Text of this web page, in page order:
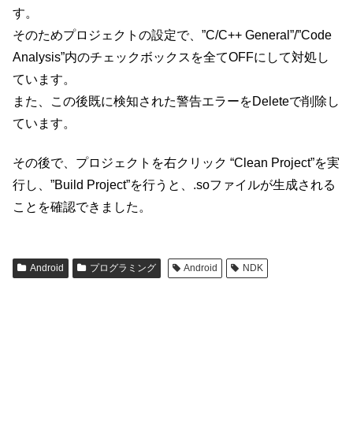
す。
そのためプロジェクトの設定で、”C/C++ General”/”Code
Analysis”内のチェックボックスを全てOFFにして対処し
ています。
また、この後既に検知された警告エラーをDeleteで削除し
ています。
その後で、プロジェクトを右クリック “Clean Project”を実
行し、”Build Project”を行うと、.soファイルが生成される
ことを確認できました。
Android プログラミング Android NDK